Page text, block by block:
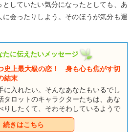
していたい気分になったとしても、あ
会ったりしよう。そのほうが気分も運
たに伝えたいメッセージ
史上最大級の恋！ 身も心も焦がす切
結末
に入れたい。そんなあなたもいるでし
タロットのキャラクターたちは、あな
りしたくて、そわそわしているようで
とのおしゃべりを通して、あなただけ
ンドをつかんでくださいね。
続きはこちら